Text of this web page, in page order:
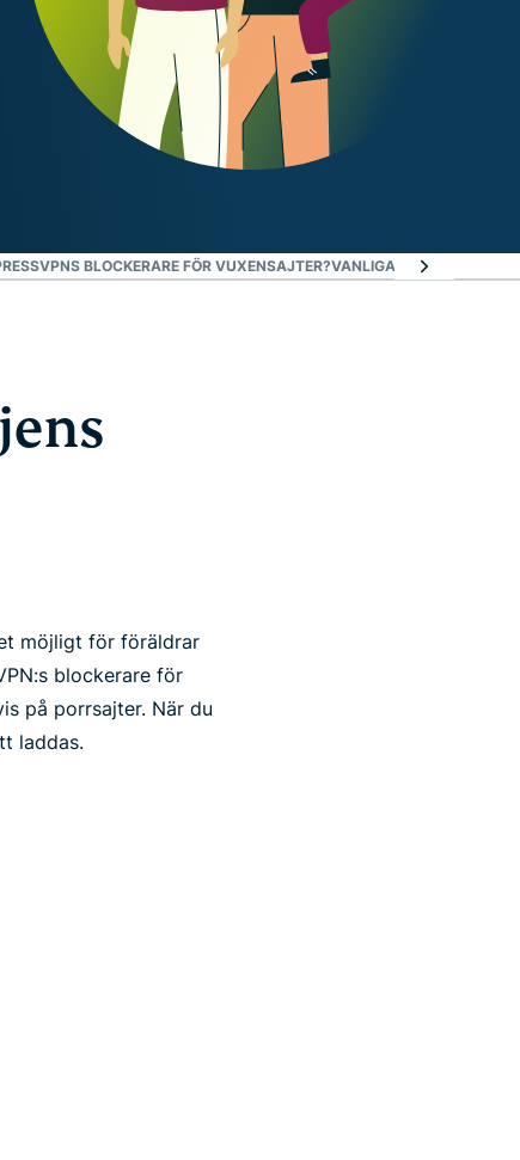
BLOCKERARE FÖR VUXENSAJTER?VANLIGA FRÅGOR
möjligt för föräldrar
blockerare för
på porrsajter. När du
laddas.